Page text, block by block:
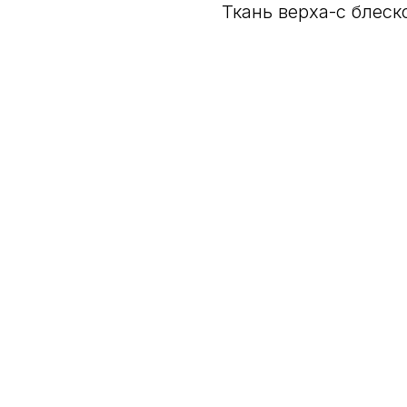
Ткань верха-с